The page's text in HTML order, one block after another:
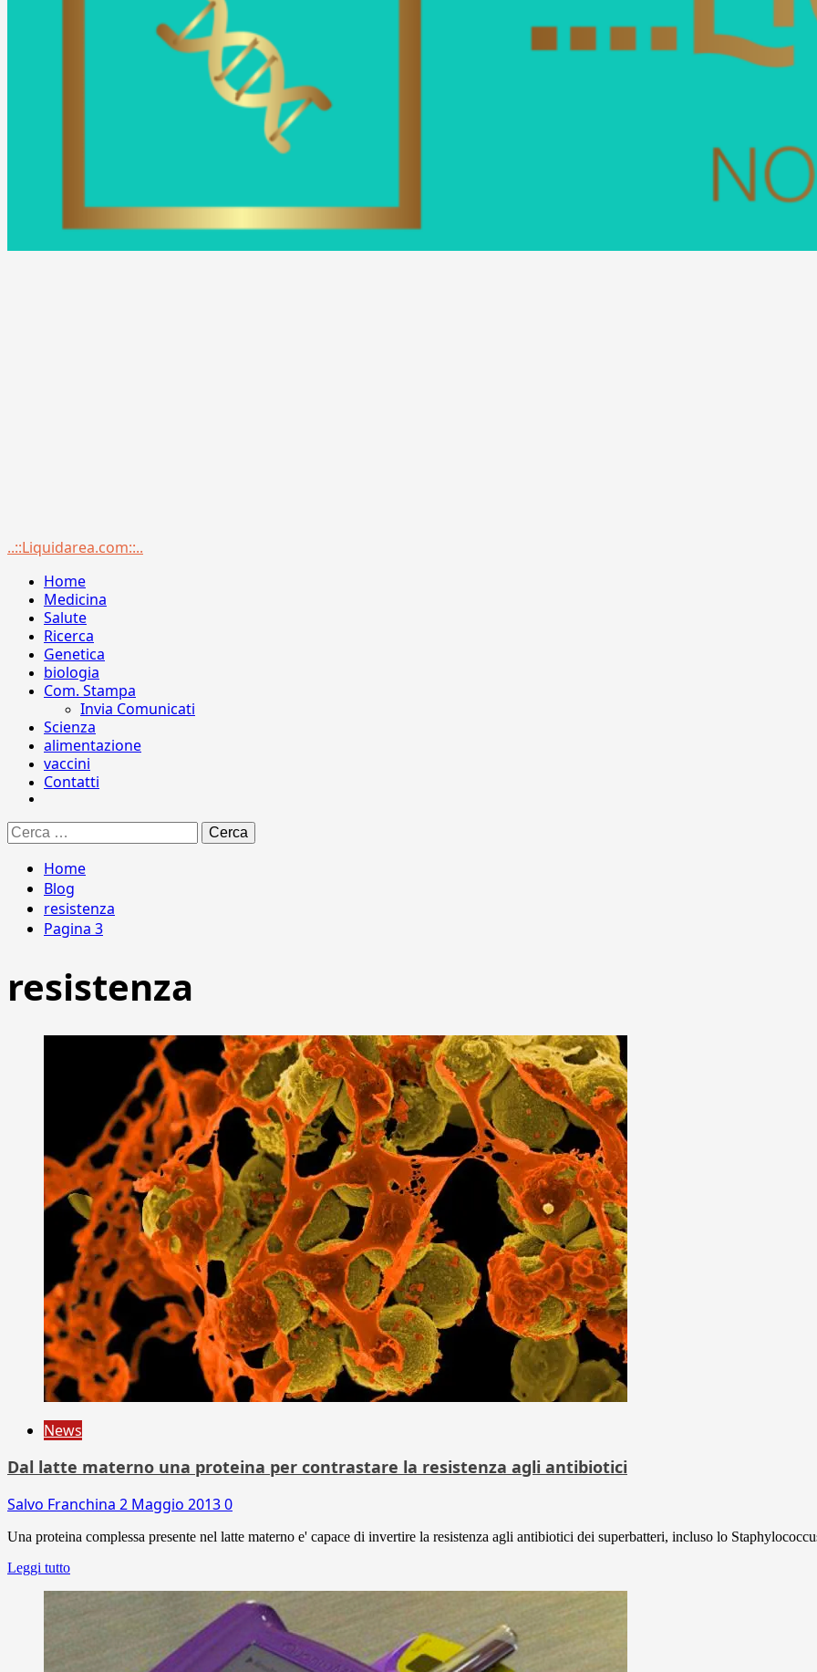
Menu
..::Liquidarea.com::..
Home
Medicina
Salute
Ricerca
Genetica
biologia
Com. Stampa
Invia Comunicati
Scienza
alimentazione
vaccini
Contatti
Ricerca
per:
Home
Blog
resistenza
Pagina 3
resistenza
News
Dal latte materno una proteina per contrastare la resistenza agli antibiotici
Salvo Franchina 2 Maggio 20130
Una proteina complessa presente nel latte materno e' capace di invertire la resistenza agli antibiotici dei superbatteri, incluso lo
Leggi tutto